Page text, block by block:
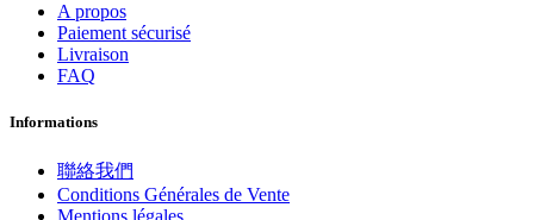
A propos
Paiement sécurisé
Livraison
FAQ
Informations
聯絡我們
Conditions Générales de Vente
Mentions légales